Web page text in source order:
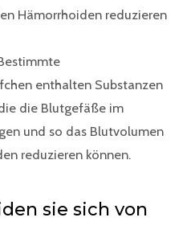
Hämorrhoiden reduzieren
enthalten Substanzen
die Blutgefäße im
und so das Blutvolumen
reduzieren können.
sie sich von